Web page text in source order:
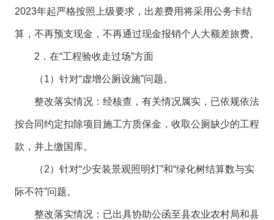
2023年起严格按照上级要求，出差费用将采用公务卡结
算，不再预支现金，不再通过现金报销个人大额差旅费。
2．在“工程验收走过场”方面
（1）针对“虚增公厕设施”问题。
整改落实情况：经核查，有关情况属实，已依规依法
按合同约定扣除项目施工方质保金，收取公厕缺少的工程
款，并上缴国库。
（2）针对“少安装景观照明灯”和“绿化树结算数与实
际不符”问题。
整改落实情况：已出具协助公函至县农业农村局和县